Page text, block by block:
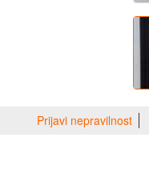
Prijavi nepravilnost